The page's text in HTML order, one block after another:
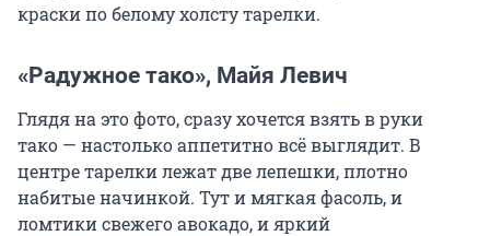
краски по белому холсту тарелки.
«Радужное тако», Майя Левич
Глядя на это фото, сразу хочется взять в руки
тако — настолько аппетитно всё выглядит. В
центре тарелки лежат две лепешки, плотно
набитые начинкой. Тут и мягкая фасоль, и
ломтики свежего авокадо, и яркий